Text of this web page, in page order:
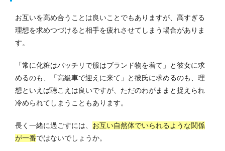
お互いを高め合うことは良いことでもありますが、高すぎる
理想を求めつづけると相手を疲れさせてしまう場合がありま
す。
「常に化粧はバッチリで服はブランド物を着て」と彼女に求
めるのも、「高級車で迎えに来て」と彼氏に求めるのも、理
想といえば聴こえは良いですが、ただのわがままと捉えられ
冷められてしまうこともあります。
長く一緒に過ごすには、 お互い自然体でいられるような関係
が一番ではないでしょうか。